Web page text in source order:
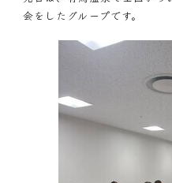
会をしたグループです。